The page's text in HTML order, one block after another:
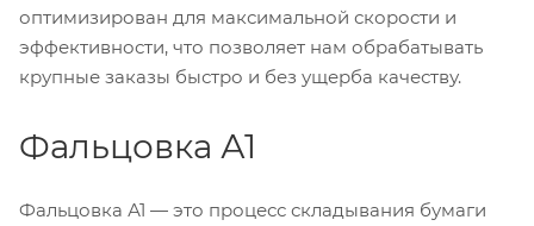
оптимизирован для максимальной скорости и
эффективности, что позволяет нам обрабатывать
крупные заказы быстро и без ущерба качеству.
Фальцовка А1
Фальцовка А1 — это процесс складывания бумаги